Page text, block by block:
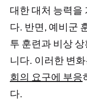
대한 대처 능력을
다. 반면, 예비군
투 훈련과 비상
니다. 이러한 변
회의 요구에 부응
다.